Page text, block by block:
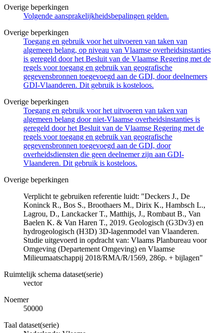
Overige beperkingen
Volgende aansprakelijkheidsbepalingen gelden.
Overige beperkingen
Toegang en gebruik voor het uitvoeren van taken van
algemeen belang, op niveau van Vlaamse overheidsinstanties
is geregeld door het Besluit van de Vlaamse Regering met de
regels voor toegang en gebruik van geografische
gegevensbronnen toegevoegd aan de GDI, door deelnemers
GDI-Vlaanderen. Dit gebruik is kosteloos.
Overige beperkingen
Toegang en gebruik voor het uitvoeren van taken van
algemeen belang door niet-Vlaamse overheidsinstanties is
geregeld door het Besluit van de Vlaamse Regering met de
regels voor toegang en gebruik van geografische
gegevensbronnen toegevoegd aan de GDI, door
overheidsdiensten die geen deelnemer zijn aan GDI-
Vlaanderen. Dit gebruik is kosteloos.
Overige beperkingen
Verplicht te gebruiken referentie luidt: "Deckers J., De
Koninck R., Bos S., Broothaers M., Dirix K., Hambsch L.,
Lagrou, D., Lanckacker T., Matthijs, J., Rombaut B., Van
Baelen K. & Van Haren T., 2019. Geologisch (G3Dv3) en
hydrogeologisch (H3D) 3D-lagenmodel van Vlaanderen.
Studie uitgevoerd in opdracht van: Vlaams Planbureau voor
Omgeving (Departement Omgeving) en Vlaamse
Milieumaatschappij 2018/RMA/R/1569, 286p. + bijlagen"
Ruimtelijk schema dataset(serie)
vector
Noemer
50000
Taal dataset(serie)